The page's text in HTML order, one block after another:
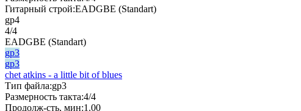
Гитарный строй:EADGBE (Standart)
gp4
4/4
EADGBE (Standart)
gp3
gp3
chet atkins - a little bit of blues
Тип файла:gp3
Размерность такта:4/4
Продолж-сть, мин:1.00